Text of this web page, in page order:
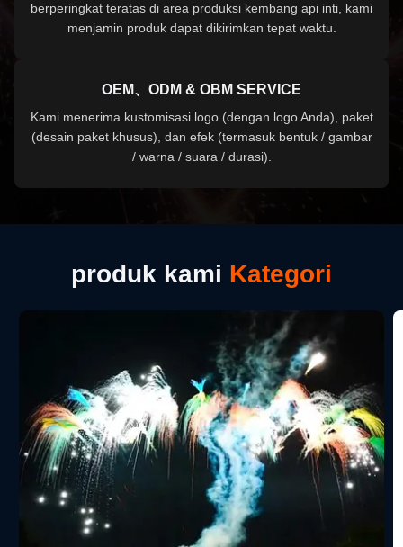
berperingkat teratas di area produksi kembang api inti, kami
menjamin produk dapat dikirimkan tepat waktu.
OEM、ODM & OBM SERVICE
Kami menerima kustomisasi logo (dengan logo Anda), paket
(desain paket khusus), dan efek (termasuk bentuk / gambar
/ warna / suara / durasi).
produk kami Kategori